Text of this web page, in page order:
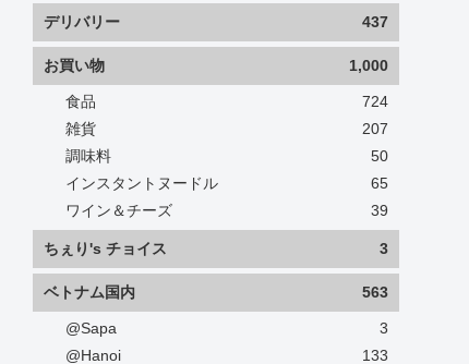
デリバリー 437
お買い物 1,000
食品
724
雑貨
207
調味料
50
インスタントヌードル
65
ワイン＆チーズ
39
ちぇり's チョイス 3
ベトナム国内 563
@Sapa
3
@Hanoi
133